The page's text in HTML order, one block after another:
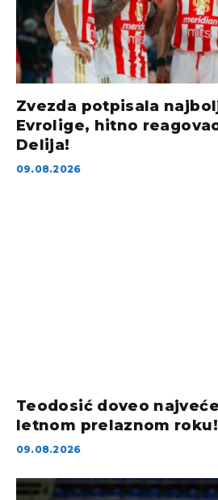
Zvezda potpisala
Evrolige, hitno
Delija!
09.08.2026
Teodosić doveo
letnom prelaznom roku!
09.08.2026